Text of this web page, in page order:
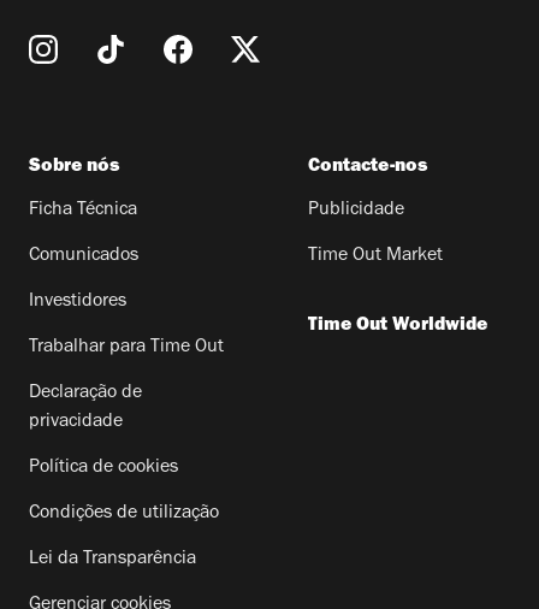
Sobre nós
Ficha Técnica
Comunicados
Investidores
Trabalhar para Time Out
Declaração de
privacidade
Política de cookies
Condições de utilização
Lei da Transparência
Gerenciar cookies
Contacte-nos
Publicidade
Time Out Market
Time Out Worldwide